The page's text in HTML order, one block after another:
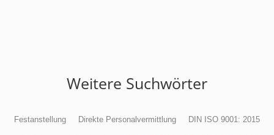
Weitere Suchwörter
Festanstellung Direkte Personalvermittlung DIN ISO 9001: 2015